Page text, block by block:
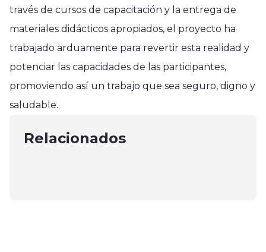
través de cursos de capacitación y la entrega de
materiales didácticos apropiados, el proyecto ha
trabajado arduamente para revertir esta realidad y
potenciar las capacidades de las participantes,
promoviendo así un trabajo que sea seguro, digno y
saludable.
Relacionados
Nacional
PDI investiga muerte de mujer en
marzo 3, 2025
Nacional
A los 43 años falleció Claudio
empresario turístico
relación entre mala higienebucal y